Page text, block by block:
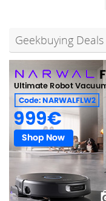
Geekbuying Deals